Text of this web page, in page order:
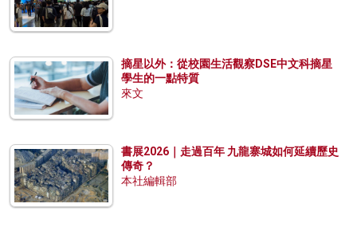
摘星以外：從校園生活觀察DSE中文科摘星
學生的一點特質
來文
書展2026｜走過百年 九龍寨城如何延續歷史
傳奇？
本社編輯部